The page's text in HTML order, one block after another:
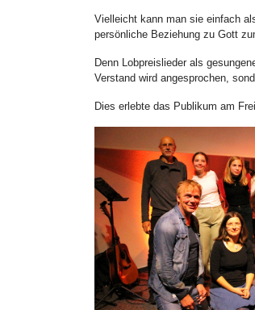
Vielleicht kann man sie einfach
persönliche Beziehung zu Gott
Denn Lobpreislieder als
Verstand wird angesprochen,
Dies erlebte das Publikum am